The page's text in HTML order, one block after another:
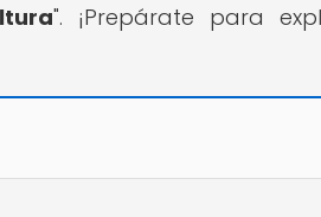
". ¡Prepárate para